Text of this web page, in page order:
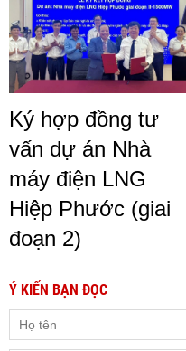
Ký hợp đồng tư
vấn dự án Nhà
máy điện LNG
Hiệp Phước (giai
đoạn 2)
Ý KIẾN BẠN ĐỌC